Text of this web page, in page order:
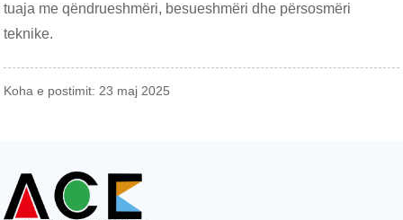
tuaja me qëndrueshmëri, besueshmëri dhe përsosmëri
teknike.
Koha e postimit: 23 maj 2025